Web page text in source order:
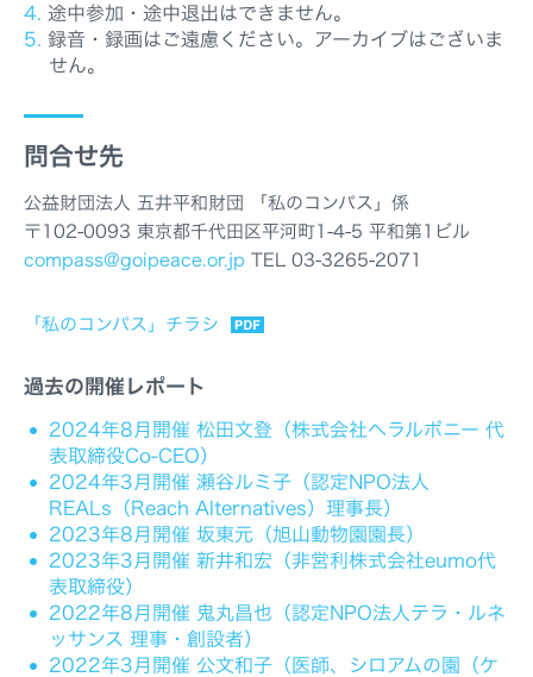
途中参加・途中退出はできません。
録音・録画はご遠慮ください。アーカイブはございま
せん。
問合せ先
公益財団法人 五井平和財団 「私のコンパス」係
〒102-0093 東京都千代田区平河町1-4-5 平和第1ビル
compass@goipeace.or.jp TEL 03-3265-2071
「私のコンパス」チラシ
過去の開催レポート
2024年8月開催 松田文登（株式会社へラルボニー 代
表取締役Co-CEO）
2024年3月開催 瀬谷ルミ子（認定NPO法人
REALs（Reach Alternatives）理事長）
2023年8月開催 坂東元（旭山動物園園長）
2023年3月開催 新井和宏（非営利株式会社eumo代
表取締役）
2022年8月開催 鬼丸昌也（認定NPO法人テラ・ルネ
ッサンス 理事・創設者）
2022年3月開催 公文和子（医師、シロアムの園（ケ